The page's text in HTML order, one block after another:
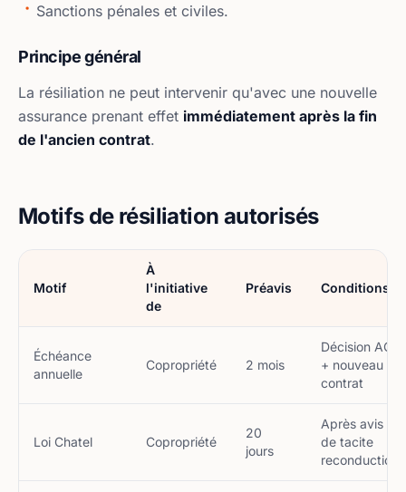
Sanctions pénales et civiles.
Principe général
La résiliation ne peut intervenir qu'avec une nouvelle
assurance prenant effet immédiatement après la fin
de l'ancien contrat.
Motifs de résiliation autorisés
Motif
À
l'initiative
de
Préavis Conditions
Échéance
annuelle
Copropriété 2 mois
Décision AG
+ nouveau
contrat
Loi Chatel Copropriété
20
jours
Après avis
de tacite
reconduction